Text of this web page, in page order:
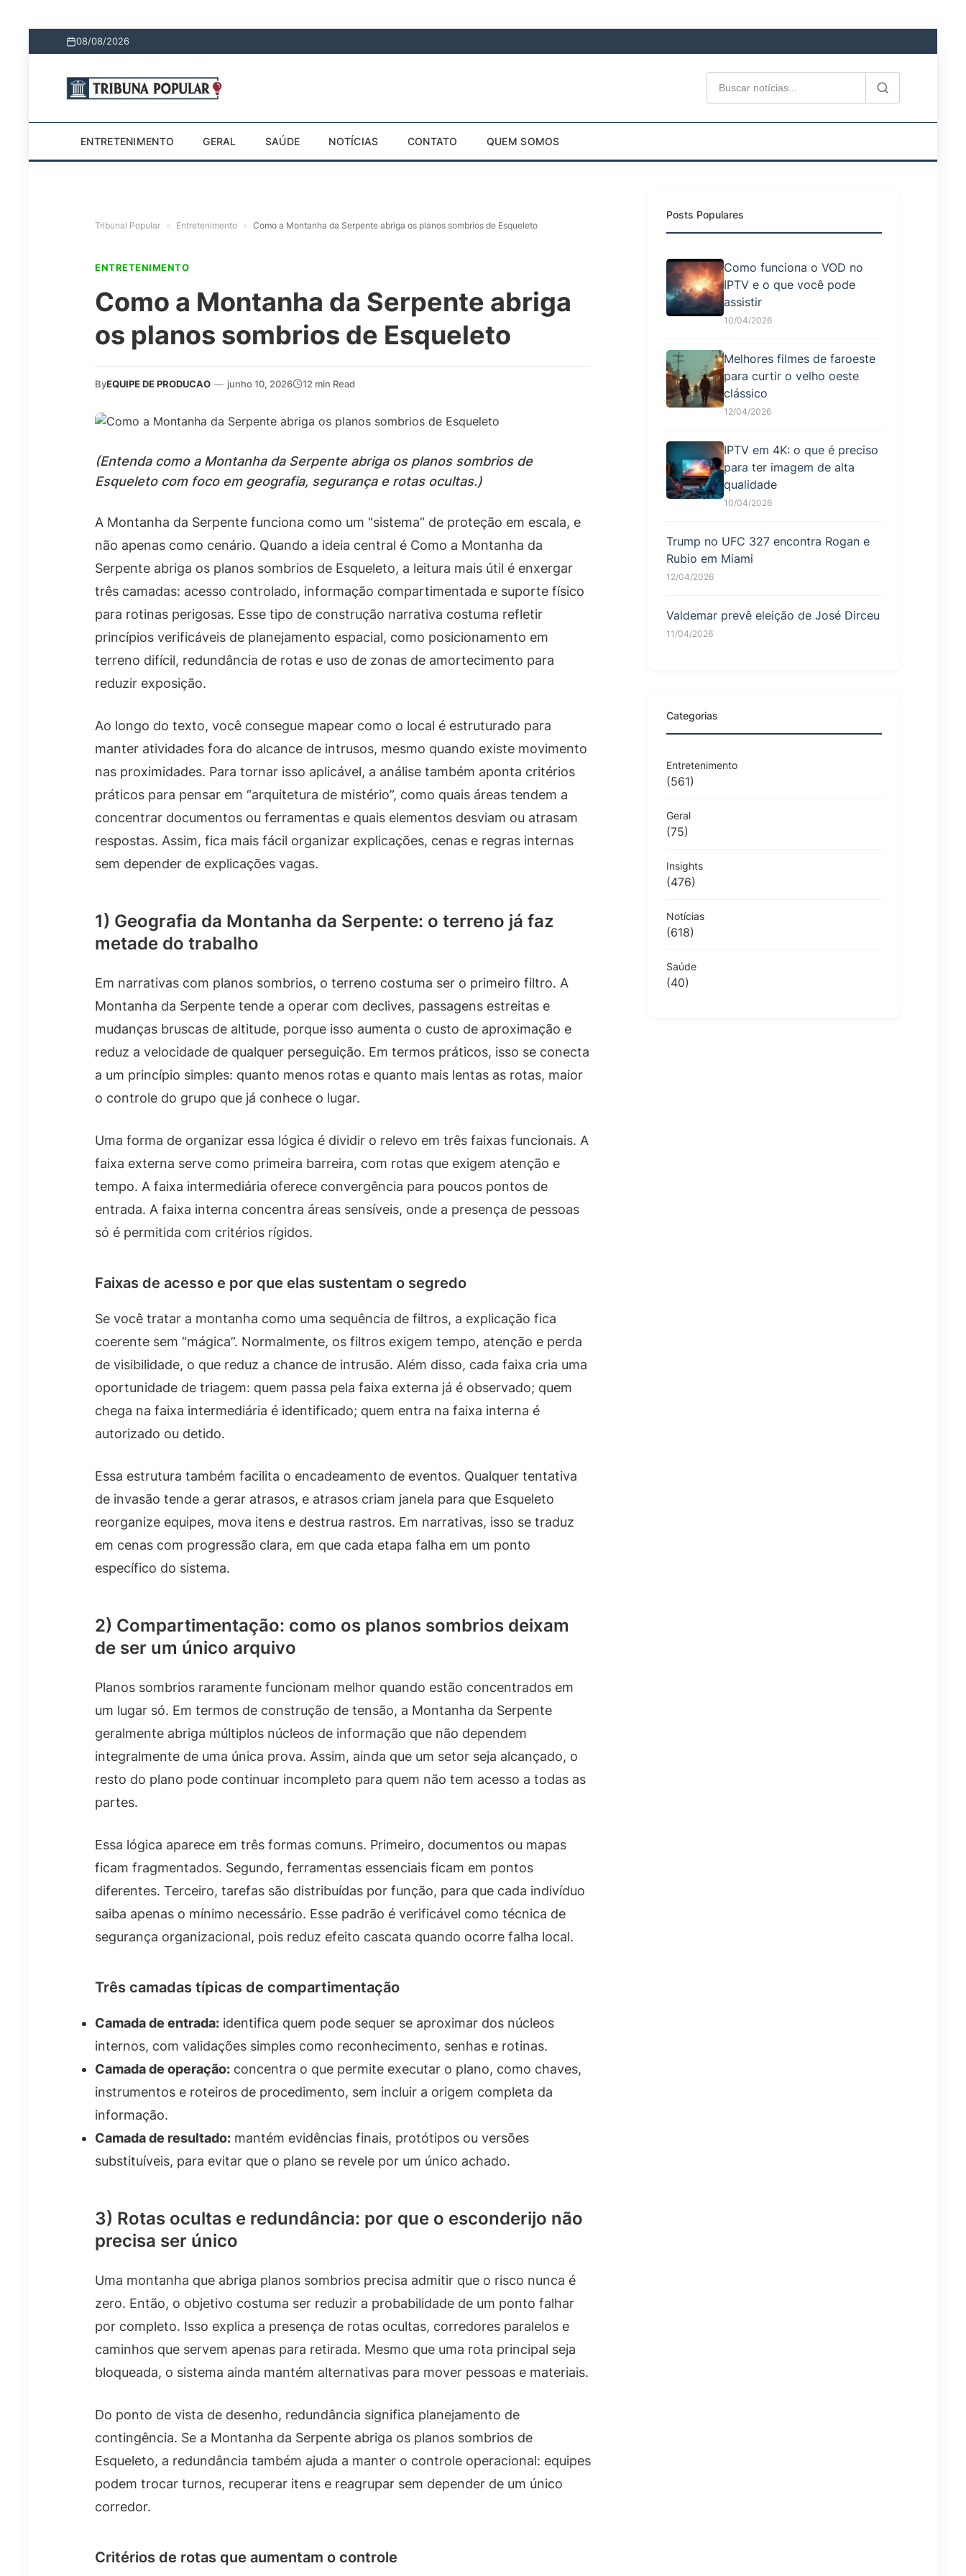
08/08/2026
ENTRETENIMENTO GERAL SAÚDE NOTÍCIAS CONTATO QUEM SOMOS
Tribunal Popular » Entretenimento » Como a Montanha da Serpente abriga os planos sombrios de Esqueleto
ENTRETENIMENTO
Como a Montanha da Serpente abriga
os planos sombrios de Esqueleto
ByEQUIPE DE PRODUCAO — junho 10, 2026 12 min Read
(Entenda como a Montanha da Serpente abriga os planos sombrios de
Esqueleto com foco em geografia, segurança e rotas ocultas.)
A Montanha da Serpente funciona como um “sistema” de proteção em escala, e
não apenas como cenário. Quando a ideia central é Como a Montanha da
Serpente abriga os planos sombrios de Esqueleto, a leitura mais útil é enxergar
três camadas: acesso controlado, informação compartimentada e suporte físico
para rotinas perigosas. Esse tipo de construção narrativa costuma refletir
princípios verificáveis de planejamento espacial, como posicionamento em
terreno difícil, redundância de rotas e uso de zonas de amortecimento para
reduzir exposição.
Ao longo do texto, você consegue mapear como o local é estruturado para
manter atividades fora do alcance de intrusos, mesmo quando existe movimento
nas proximidades. Para tornar isso aplicável, a análise também aponta critérios
práticos para pensar em “arquitetura de mistério”, como quais áreas tendem a
concentrar documentos ou ferramentas e quais elementos desviam ou atrasam
respostas. Assim, fica mais fácil organizar explicações, cenas e regras internas
sem depender de explicações vagas.
1) Geografia da Montanha da Serpente: o terreno já faz
metade do trabalho
Em narrativas com planos sombrios, o terreno costuma ser o primeiro filtro. A
Montanha da Serpente tende a operar com declives, passagens estreitas e
mudanças bruscas de altitude, porque isso aumenta o custo de aproximação e
reduz a velocidade de qualquer perseguição. Em termos práticos, isso se conecta
a um princípio simples: quanto menos rotas e quanto mais lentas as rotas, maior
o controle do grupo que já conhece o lugar.
Uma forma de organizar essa lógica é dividir o relevo em três faixas funcionais. A
faixa externa serve como primeira barreira, com rotas que exigem atenção e
tempo. A faixa intermediária oferece convergência para poucos pontos de
entrada. A faixa interna concentra áreas sensíveis, onde a presença de pessoas
só é permitida com critérios rígidos.
Faixas de acesso e por que elas sustentam o segredo
Se você tratar a montanha como uma sequência de filtros, a explicação fica
coerente sem “mágica”. Normalmente, os filtros exigem tempo, atenção e perda
de visibilidade, o que reduz a chance de intrusão. Além disso, cada faixa cria uma
oportunidade de triagem: quem passa pela faixa externa já é observado; quem
chega na faixa intermediária é identificado; quem entra na faixa interna é
autorizado ou detido.
Essa estrutura também facilita o encadeamento de eventos. Qualquer tentativa
de invasão tende a gerar atrasos, e atrasos criam janela para que Esqueleto
reorganize equipes, mova itens e destrua rastros. Em narrativas, isso se traduz
em cenas com progressão clara, em que cada etapa falha em um ponto
específico do sistema.
2) Compartimentação: como os planos sombrios deixam
de ser um único arquivo
Planos sombrios raramente funcionam melhor quando estão concentrados em
um lugar só. Em termos de construção de tensão, a Montanha da Serpente
geralmente abriga múltiplos núcleos de informação que não dependem
integralmente de uma única prova. Assim, ainda que um setor seja alcançado, o
resto do plano pode continuar incompleto para quem não tem acesso a todas as
partes.
Essa lógica aparece em três formas comuns. Primeiro, documentos ou mapas
ficam fragmentados. Segundo, ferramentas essenciais ficam em pontos
diferentes. Terceiro, tarefas são distribuídas por função, para que cada indivíduo
saiba apenas o mínimo necessário. Esse padrão é verificável como técnica de
segurança organizacional, pois reduz efeito cascata quando ocorre falha local.
Três camadas típicas de compartimentação
Camada de entrada: identifica quem pode sequer se aproximar dos núcleos
internos, com validações simples como reconhecimento, senhas e rotinas.
Camada de operação: concentra o que permite executar o plano, como chaves,
instrumentos e roteiros de procedimento, sem incluir a origem completa da
informação.
Camada de resultado: mantém evidências finais, protótipos ou versões
substituíveis, para evitar que o plano se revele por um único achado.
3) Rotas ocultas e redundância: por que o esconderijo não
precisa ser único
Uma montanha que abriga planos sombrios precisa admitir que o risco nunca é
zero. Então, o objetivo costuma ser reduzir a probabilidade de um ponto falhar
por completo. Isso explica a presença de rotas ocultas, corredores paralelos e
caminhos que servem apenas para retirada. Mesmo que uma rota principal seja
bloqueada, o sistema ainda mantém alternativas para mover pessoas e materiais.
Do ponto de vista de desenho, redundância significa planejamento de
contingência. Se a Montanha da Serpente abriga os planos sombrios de
Esqueleto, a redundância também ajuda a manter o controle operacional: equipes
podem trocar turnos, recuperar itens e reagrupar sem depender de um único
corredor.
Critérios de rotas que aumentam o controle
Posts Populares
Como funciona o VOD no
IPTV e o que você pode
assistir
10/04/2026
Melhores filmes de faroeste
para curtir o velho oeste
clássico
12/04/2026
IPTV em 4K: o que é preciso
para ter imagem de alta
qualidade
10/04/2026
Trump no UFC 327 encontra Rogan e
Rubio em Miami
12/04/2026
Valdemar prevê eleição de José Dirceu
11/04/2026
Categorias
Entretenimento
(561)
Geral
(75)
Insights
(476)
Notícias
(618)
Saúde
(40)